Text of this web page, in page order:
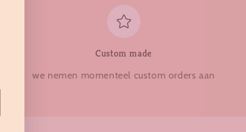
Custom made
we nemen momenteel custom orders aan